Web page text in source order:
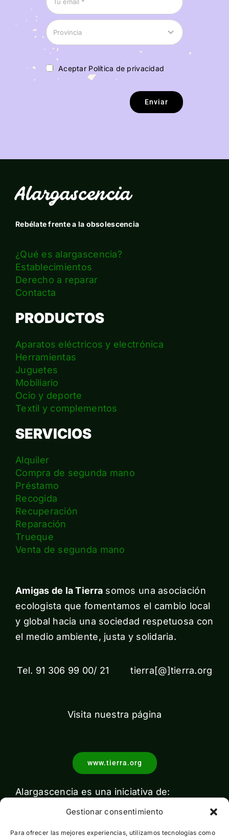
Gestionar consentimiento
Para ofrecer las mejores experiencias, utilizamos tecnologías como
Aceptar Política de privacidad
Enviar
Alargascencia
Rebélate frente a la obsolescencia
¿Qué es alargascencia?
Establecimientos
Derecho a reparar
Contacta
PRODUCTOS
Aparatos eléctricos y electrónica
Herramientas
Juguetes
Mobiliario
Ocio y deporte
Textil y complementos
SERVICIOS
Alquiler
Compra de segunda mano
Préstamo
Recogida
Recuperación
Reparación
Trueque
Venta de segunda mano
Amigas de la Tierra somos una asociación
ecologista que fomentamos el cambio local
y global hacia una sociedad respetuosa con
el medio ambiente, justa y solidaria.
Tel. 91 306 99 00/ 21 tierra[@]tierra.org
Visita nuestra página
www.tierra.org
Alargascencia es una iniciativa de: